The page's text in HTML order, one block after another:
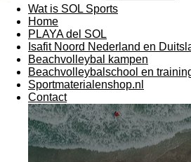
Wat is SOL Sports
Home
PLAYA del SOL
Isafit Noord Nederland en
Beachvolleybal kampen
Beachvolleybalschool en
Sportmaterialenshop.nl
Contact